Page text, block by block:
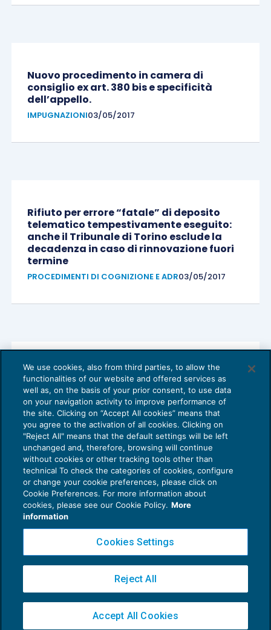
Nuovo procedimento in camera di
consiglio ex art. 380 bis e specificità
dell’appello.
IMPUGNAZIONI03/05/2017
Rifiuto per errore “fatale” di deposito
telematico tempestivamente eseguito:
anche il Tribunale di Torino esclude la
decadenza in caso di rinnovazione fuori
termine
PROCEDIMENTI DI COGNIZIONE E ADR03/05/2017
L’efficacia delle sentenze «a contenuto
processuale»
PROCEDIMENTI DI COGNIZIONE E ADR03/05/2017
Privacy Policy
Cookie Policy
Copyright 2016 ©Gruppo Euroconference S.p.A.v2.32.4
Piazza Luigi Einaudi, 10N01 - 20124 Milano - info@ecnews.it
02776120236
We use cookies, also from third parties, to allow the
functionalities of our website and offered services as
well as, on the basis of your prior consent, to use data
on your navigation activity to improve performance of
the site. Clicking on “Accept All cookies” means that
you agree to the activation of all cookies. Clicking on
"Reject All" means that the default settings will be left
unchanged and, therefore, browsing will continue
without cookies or other tracking tools other than
technical To check the categories of cookies, configure
or change your cookie preferences, please click on
Cookie Preferences. For more information about
cookies, please see our Cookie Policy. More
information
Cookies Settings
Reject All
Accept All Cookies